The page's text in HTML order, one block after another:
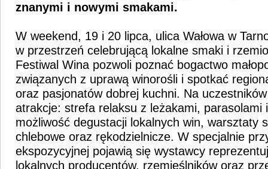
znanymi i nowymi smakami.
W weekend, 19 i 20 lipca, ulica Wałowa w
w przestrzeń celebrującą lokalne smaki i
Festiwal Wina pozwoli poznać bogactwo
związanych z uprawą winorośli i spotkać
oraz pasjonatów dobrej kuchni. Na
atrakcje: strefa relaksu z leżakami, parasolami
możliwość degustacji lokalnych win, warsztaty
chlebowe oraz rękodzielnicze. W specjalnie
ekspozycyjnej pojawią się wystawcy
lokalnych producentów, rzemieślników oraz